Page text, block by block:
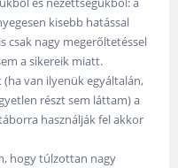
kisebb hatással
csak nagy megerőltetéssel
a sikereik miatt.
van ilyenük egyáltalán,
részt sem láttam) a
használják fel akkor
hogy túlzottan nagy